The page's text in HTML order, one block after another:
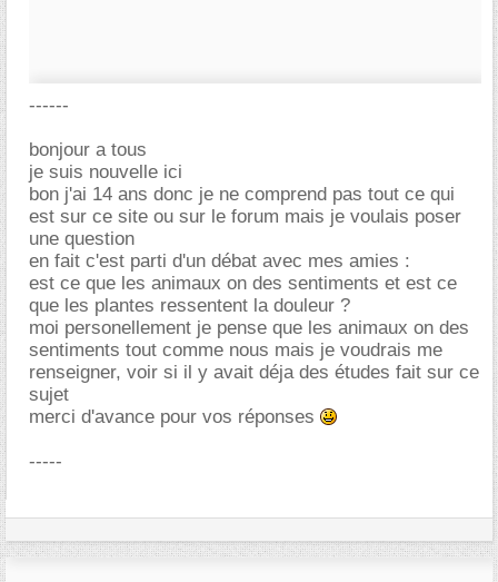
------
bonjour a tous
je suis nouvelle ici
bon j'ai 14 ans donc je ne comprend pas tout ce qui
est sur ce site ou sur le forum mais je voulais poser
une question
en fait c'est parti d'un débat avec mes amies :
est ce que les animaux on des sentiments et est ce
que les plantes ressentent la douleur ?
moi personellement je pense que les animaux on des
sentiments tout comme nous mais je voudrais me
renseigner, voir si il y avait déja des études fait sur ce
sujet
merci d'avance pour vos réponses
-----